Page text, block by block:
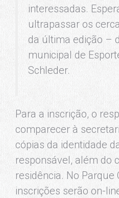
interessadas.
ultrapassar os
da última edição –
municipal de
Schleder.
Para a inscrição, o
comparecer à
cópias da identidade
responsável, além do
residência. No Parque
inscrições serão on-